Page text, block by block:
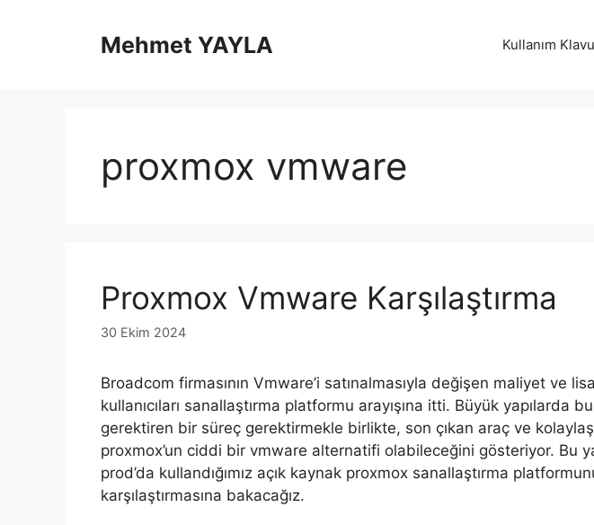
Mehmet YAYLA Kullanım
proxmox vmware
Proxmox Vmware Karşılaştırma
30 Ekim 2024
Broadcom firmasının Vmware’i satınalmasıyla değişen maliyet ve
kullanıcıları sanallaştırma platformu arayışına itti. Büyük yapılarda
gerektiren bir süreç gerektirmekle birlikte, son çıkan araç ve
proxmox’un ciddi bir vmware alternatifi olabileceğini gösteriyor. Bu
prod’da kullandığımız açık kaynak proxmox sanallaştırma
karşılaştırmasına bakacağız.